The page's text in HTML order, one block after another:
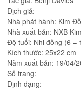
Dịch giả:
Nhà phát hành: Kim
Nhà xuất bản: NXB
Độ tuổi: Nhi đồng (6 –
Kích thước: 25x22 cm
Năm xuất bản: 19/04/
Số trang:
Định dạng: